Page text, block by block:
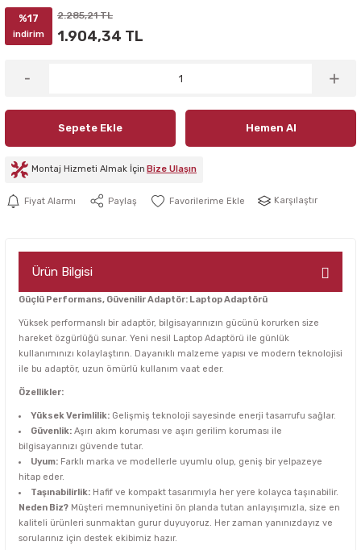
%17
indirim
2.285,21 TL
1.904,34 TL
Sepete Ekle Hemen Al
Montaj Hizmeti Almak İçin Bize Ulaşın
Fiyat Alarmı Paylaş Karşılaştır
Ürün Bilgisi
Güçlü Performans, Güvenilir Adaptör: Laptop Adaptörü
Yüksek performanslı bir adaptör, bilgisayarınızın gücünü korurken size
hareket özgürlüğü sunar. Yeni nesil Laptop Adaptörü ile günlük
kullanımınızı kolaylaştırın. Dayanıklı malzeme yapısı ve modern teknolojisi
ile bu adaptör, uzun ömürlü kullanım vaat eder.
Özellikler:
Yüksek Verimlilik: Gelişmiş teknoloji sayesinde enerji tasarrufu sağlar.
Güvenlik: Aşırı akım koruması ve aşırı gerilim koruması ile
bilgisayarınızı güvende tutar.
Uyum: Farklı marka ve modellerle uyumlu olup, geniş bir yelpazeye
hitap eder.
Taşınabilirlik: Hafif ve kompakt tasarımıyla her yere kolayca taşınabilir.
Neden Biz? Müşteri memnuniyetini ön planda tutan anlayışımızla, size en
kaliteli ürünleri sunmaktan gurur duyuyoruz. Her zaman yanınızdayız ve
sorularınız için destek ekibimiz hazır.